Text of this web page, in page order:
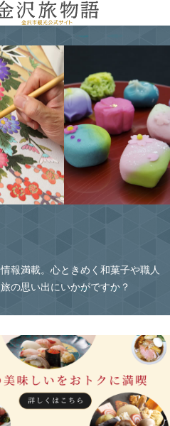
報満載。心ときめく和菓子や職人
の思い出にいかがですか？